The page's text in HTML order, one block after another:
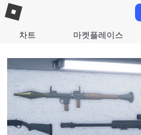
차트 마켓플레이스